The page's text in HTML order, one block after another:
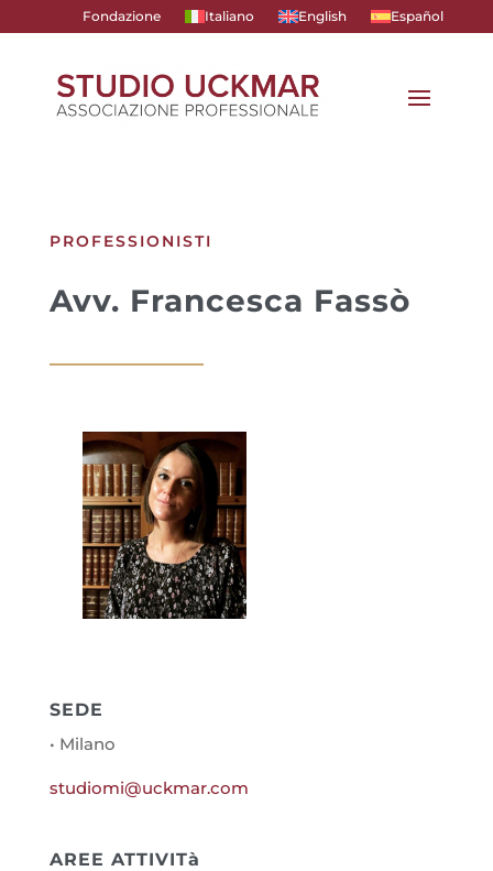
Fondazione Italiano English Español
PROFESSIONISTI
Avv. Francesca Fassò
SEDE
• Milano
studiomi@uckmar.com
AREE ATTIVITà